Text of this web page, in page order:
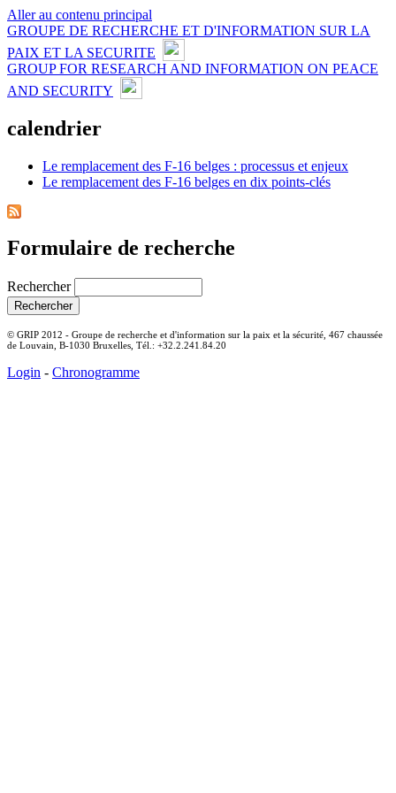
Aller au contenu principal
GROUPE DE RECHERCHE ET D'INFORMATION SUR LA
PAIX ET LA SECURITE
GROUP FOR RESEARCH AND INFORMATION ON PEACE
AND SECURITY
calendrier
Le remplacement des F-16 belges : processus et enjeux
Le remplacement des F-16 belges en dix points-clés
Formulaire de recherche
Rechercher
© GRIP 2012 - Groupe de recherche et d'information sur la paix et la sécurité, 467 chaussée
de Louvain, B-1030 Bruxelles, Tél.: +32.2.241.84.20
Login - Chronogramme